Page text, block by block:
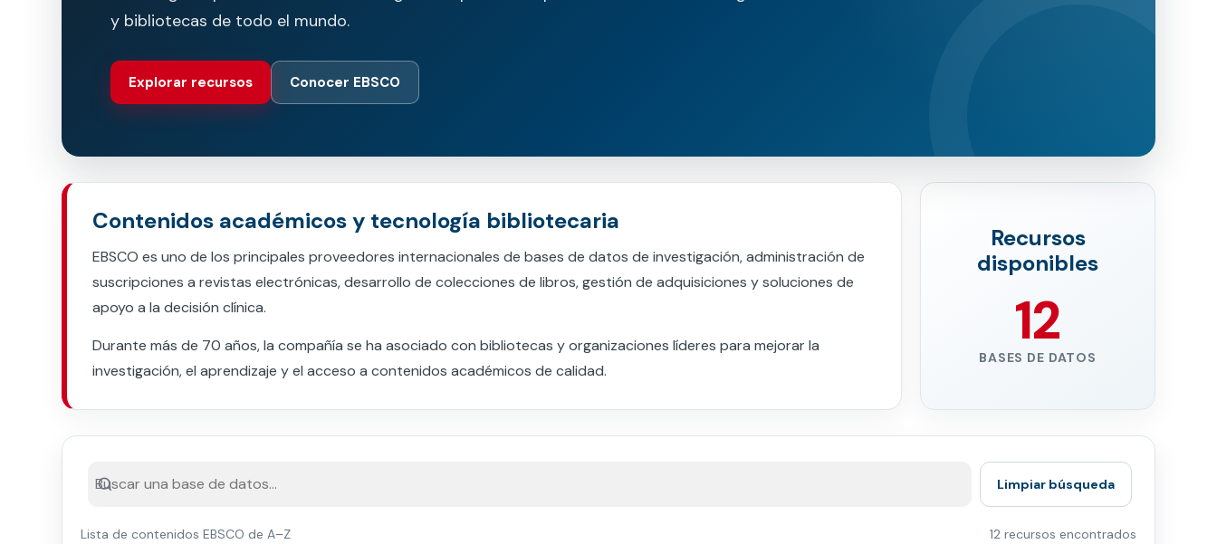
y bibliotecas de todo el mundo.
Explorar recursos Conocer EBSCO
Contenidos académicos y tecnología bibliotecaria
EBSCO es uno de los principales proveedores internacionales de bases de datos de investigación, administración de
suscripciones a revistas electrónicas, desarrollo de colecciones de libros, gestión de adquisiciones y soluciones de
apoyo a la decisión clínica.
Durante más de 70 años, la compañía se ha asociado con bibliotecas y organizaciones líderes para mejorar la
investigación, el aprendizaje y el acceso a contenidos académicos de calidad.
Recursos
disponibles
12
BASES DE DATOS
Limpiar búsqueda
Lista de contenidos EBSCO de A–Z 12 recursos encontrados